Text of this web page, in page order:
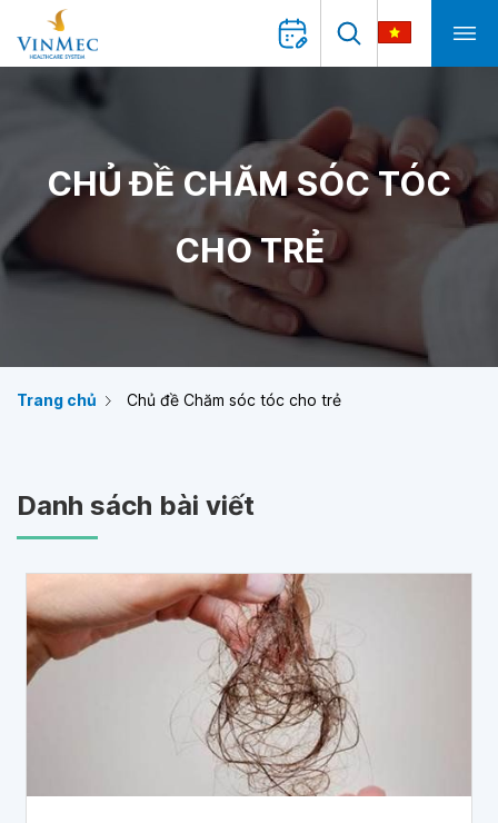
CHỦ ĐỀ CHĂM SÓC TÓC
CHO TRẺ
Trang chủ Chủ đề Chăm sóc tóc cho trẻ
Danh sách bài viết